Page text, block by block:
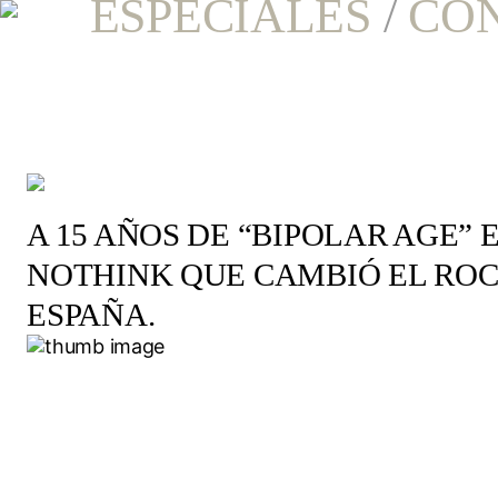
ESPECIALES /
A 15 AÑOS DE “BIPOLAR AGE”
NOTHINK QUE CAMBIÓ EL
ESPAÑA.